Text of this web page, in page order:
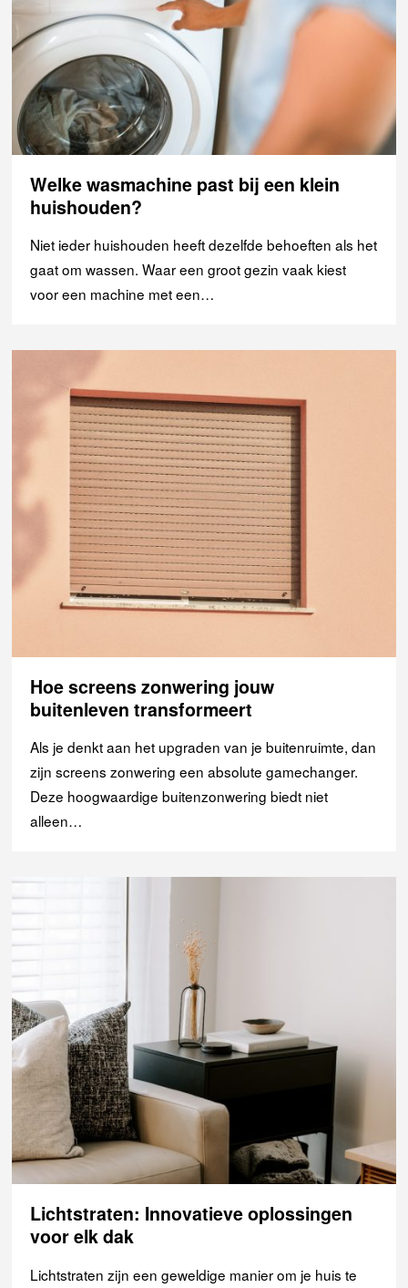
Welke wasmachine past bij een klein
huishouden?
Niet ieder huishouden heeft dezelfde behoeften als het
gaat om wassen. Waar een groot gezin vaak kiest
voor een machine met een…
Hoe screens zonwering jouw
buitenleven transformeert
Als je denkt aan het upgraden van je buitenruimte, dan
zijn screens zonwering een absolute gamechanger.
Deze hoogwaardige buitenzonwering biedt niet
alleen…
Lichtstraten: Innovatieve oplossingen
voor elk dak
Lichtstraten zijn een geweldige manier om je huis te